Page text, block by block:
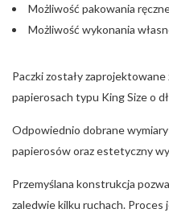
Możliwość pakowania
Możliwość wykonania
Paczki zostały
papierosach typu King Size o
Odpowiednio dobrane
papierosów oraz estetyczny
Przemyślana konstrukcja
zaledwie kilku ruchach. Proces